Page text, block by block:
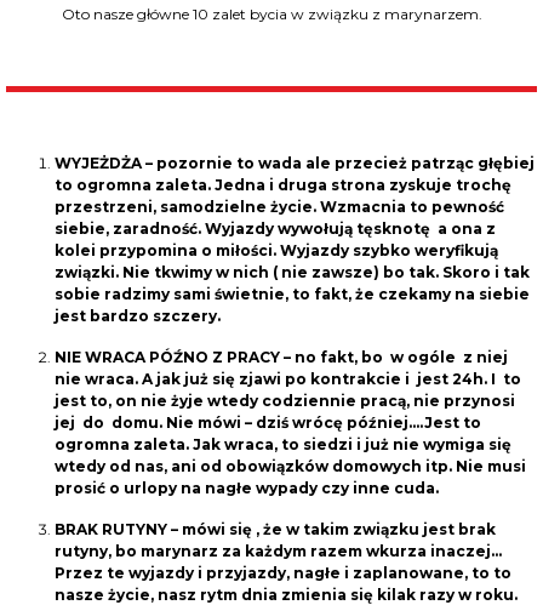
Oto nasze główne 10 zalet bycia w związku z marynarzem.
WYJEŻDŻA – pozornie to wada ale przecież patrząc głębiej
to ogromna zaleta. Jedna i druga strona zyskuje trochę
przestrzeni, samodzielne życie. Wzmacnia to pewność
siebie, zaradność. Wyjazdy wywołują tęsknotę a ona z
kolei przypomina o miłości. Wyjazdy szybko weryfikują
związki. Nie tkwimy w nich ( nie zawsze) bo tak. Skoro i tak
sobie radzimy sami świetnie, to fakt, że czekamy na siebie
jest bardzo szczery.
NIE WRACA PÓŹNO Z PRACY – no fakt, bo w ogóle z niej
nie wraca. A jak już się zjawi po kontrakcie i jest 24h. I to
jest to, on nie żyje wtedy codziennie pracą, nie przynosi
jej do domu. Nie mówi – dziś wrócę później….Jest to
ogromna zaleta. Jak wraca, to siedzi i już nie wymiga się
wtedy od nas, ani od obowiązków domowych itp. Nie musi
prosić o urlopy na nagłe wypady czy inne cuda.
BRAK RUTYNY – mówi się , że w takim związku jest brak
rutyny, bo marynarz za każdym razem wkurza inaczej…
Przez te wyjazdy i przyjazdy, nagłe i zaplanowane, to to
nasze życie, nasz rytm dnia zmienia się kilak razy w roku.